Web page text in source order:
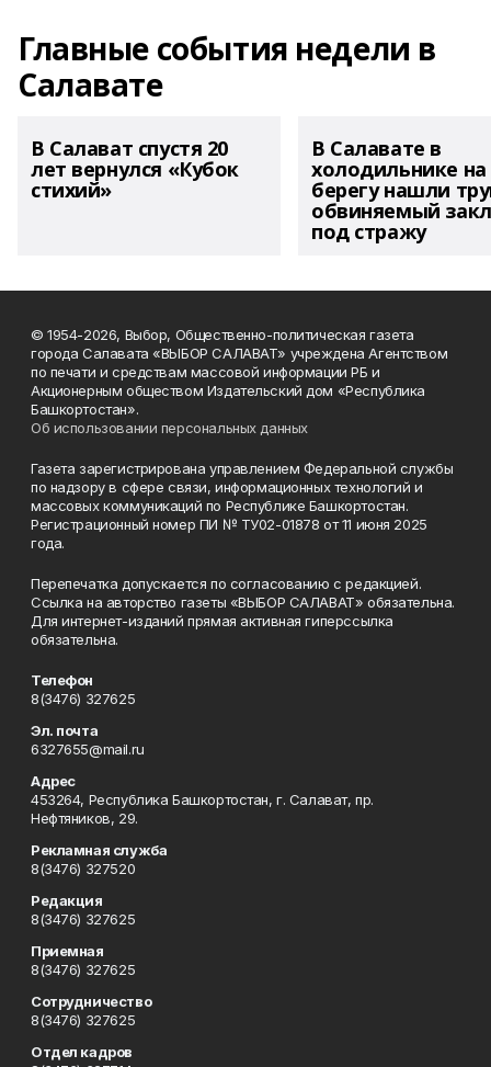
Главные события недели в
Салавате
В Салават спустя 20
лет вернулся «Кубок
стихий»
В Салавате в
холодильнике на
берегу нашли
обвиняемый
под стражу
© 1954-2026, Выбор, Общественно-политическая газета
города Салавата «ВЫБОР САЛАВАТ» учреждена Агентством
по печати и средствам массовой информации РБ и
Акционерным обществом Издательский дом «Республика
Башкортостан».
Об использовании персональных данных
Газета зарегистрирована управлением Федеральной службы
по надзору в сфере связи, информационных технологий и
массовых коммуникаций по Республике Башкортостан.
Регистрационный номер ПИ № ТУ02-01878 от 11 июня 2025
года.
Перепечатка допускается по согласованию с редакцией.
Ссылка на авторство газеты «ВЫБОР САЛАВАТ» обязательна.
Для интернет-изданий прямая активная гиперссылка
обязательна.
Телефон
8(3476) 327625
Эл. почта
6327655@mail.ru
Адрес
453264, Республика Башкортостан, г. Салават, пр.
Нефтяников, 29.
Рекламная служба
8(3476) 327520
Редакция
8(3476) 327625
Приемная
8(3476) 327625
Сотрудничество
8(3476) 327625
Отдел кадров